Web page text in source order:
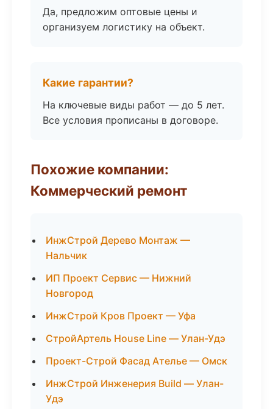
Да, предложим оптовые цены и
организуем логистику на объект.
Какие гарантии?
На ключевые виды работ — до 5 лет.
Все условия прописаны в договоре.
Похожие компании:
Коммерческий ремонт
ИнжСтрой Дерево Монтаж —
Нальчик
ИП Проект Сервис — Нижний
Новгород
ИнжСтрой Кров Проект — Уфа
СтройАртель House Line — Улан-Удэ
Проект-Строй Фасад Ателье — Омск
ИнжСтрой Инженерия Build — Улан-
Удэ